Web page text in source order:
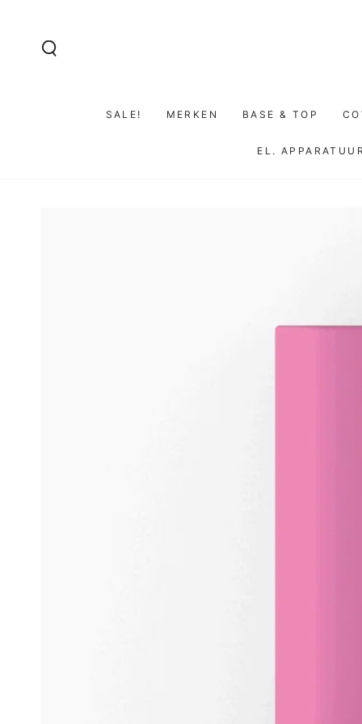
SALE! MERKEN BASE & TOP
EL. APPARATUUR